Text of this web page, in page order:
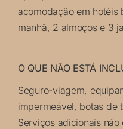
acomodação em
manhã, 2 almoços e 3
O QUE NÃO ESTÁ
Seguro-viagem,
impermeável, botas de
Serviços adicionais